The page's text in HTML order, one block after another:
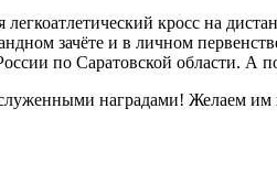
кросс на
зачёте и в личном
по Саратовской области. А
наградами! Желаем им